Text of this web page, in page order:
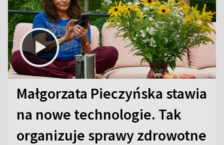
Małgorzata Pieczyńska stawia
na nowe technologie. Tak
organizuje sprawy zdrowotne